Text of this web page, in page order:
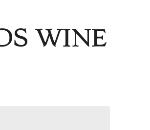
WINE